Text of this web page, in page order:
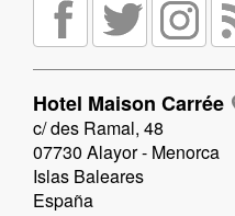
Hotel Maison Carrée
c/ des Ramal, 48
07730 Alayor - Menorca
Islas Baleares
España